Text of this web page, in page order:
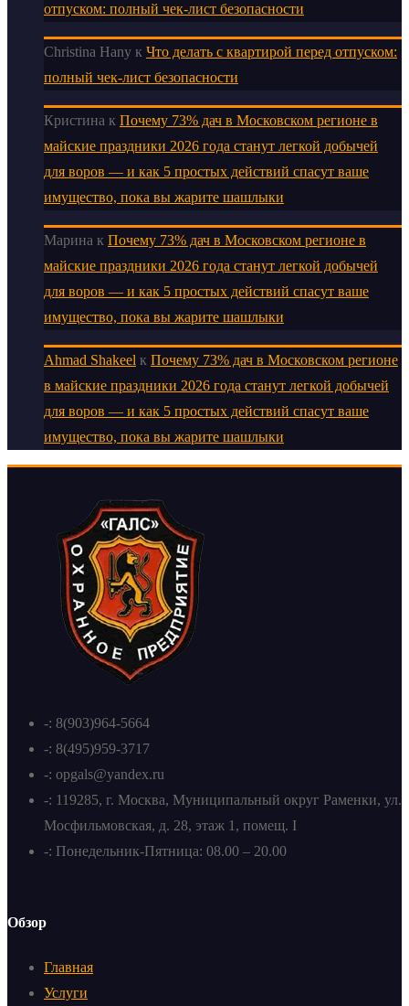
отпуском: полный чек-лист безопасности
Christina Hany к Что делать с квартирой перед отпуском:
полный чек-лист безопасности
Кристина к Почему 73% дач в Московском регионе в
майские праздники 2026 года станут легкой добычей
для воров — и как 5 простых действий спасут ваше
имущество, пока вы жарите шашлыки
Марина к Почему 73% дач в Московском регионе в
майские праздники 2026 года станут легкой добычей
для воров — и как 5 простых действий спасут ваше
имущество, пока вы жарите шашлыки
Ahmad Shakeel к Почему 73% дач в Московском регионе
в майские праздники 2026 года станут легкой добычей
для воров — и как 5 простых действий спасут ваше
имущество, пока вы жарите шашлыки
-: 8(903)964-5664
-: 8(495)959-3717
-: opgals@yandex.ru
-: 119285, г. Москва, Муниципальный округ Раменки, ул.
Мосфильмовская, д. 28, этаж 1, помещ. I
-: Понедельник-Пятница: 08.00 – 20.00
Обзор
Главная
Услуги